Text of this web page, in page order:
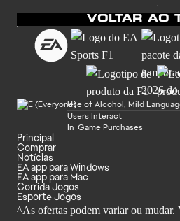
VOLTAR AO
Use of Alcohol, Mild
Users Interact
In-Game Purchases
Principal
Comprar
Notícias
EA app para Windows
EA app para Mac
Corrida Jogos
Esporte Jogos
^As ofertas podem variar ou mudar.